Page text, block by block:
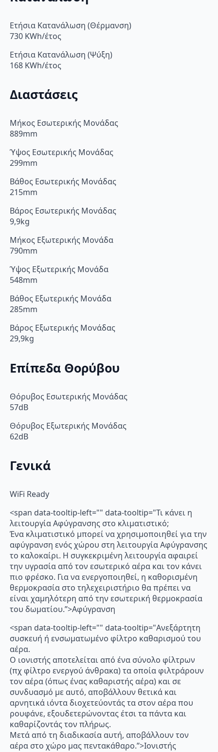
Ετήσια Κατανάλωση (Θέρμανση)
730 KWh/έτος
Ετήσια Κατανάλωση (Ψύξη)
168 KWh/έτος
Διαστάσεις
Μήκος Εσωτερικής Μονάδας
889mm
Ύψος Εσωτερικής Μονάδας
299mm
Βάθος Εσωτερικής Μονάδας
215mm
Βάρος Εσωτερικής Μονάδας
9,9kg
Μήκος Εξωτερικής Μονάδα
790mm
Ύψος Εξωτερικής Μονάδα
548mm
Βάθος Εξωτερικής Μονάδα
285mm
Βάρος Εξωτερικής Μονάδας
29,9kg
Επίπεδα Θορύβου
Θόρυβος Εσωτερικής Μονάδας
57dB
Θόρυβος Εξωτερικής Μονάδας
62dB
Γενικά
WiFi Ready
<span data-tooltip-left="" data-tooltip="Τι κάνει η
λειτουργία Αφύγρανσης στο κλιματιστικό;
Ένα κλιματιστικό μπορεί να χρησιμοποιηθεί για την
αφύγρανση ενός χώρου στη λειτουργία Αφύγρανσης
το καλοκαίρι. Η συγκεκριμένη λειτουργία αφαιρεί
την υγρασία από τον εσωτερικό αέρα και τον κάνει
πιο φρέσκο. Για να ενεργοποιηθεί, η καθορισμένη
θερμοκρασία στο τηλεχειριστήριο θα πρέπει να
είναι χαμηλότερη από την εσωτερική θερμοκρασία
του δωματίου.”>Αφύγρανση
<span data-tooltip-left="" data-tooltip="Ανεξάρτητη
συσκευή ή ενσωματωμένο φίλτρο καθαρισμού του
αέρα.
Ο ιονιστής αποτελείται από ένα σύνολο φίλτρων
(πχ φίλτρο ενεργού άνθρακα) τα οποία φιλτράρουν
τον αέρα (όπως ένας καθαριστής αέρα) και σε
συνδυασμό με αυτό, αποβάλλουν θετικά και
αρνητικά ιόντα διοχετεύοντάς τα στον αέρα που
ρουφάνε, εξουδετερώνοντας έτσι τα πάντα και
καθαρίζοντάς τον πλήρως.
Μετά από τη διαδικασία αυτή, αποβάλλουν τον
αέρα στο χώρο μας πεντακάθαρο.”>Ιονιστής